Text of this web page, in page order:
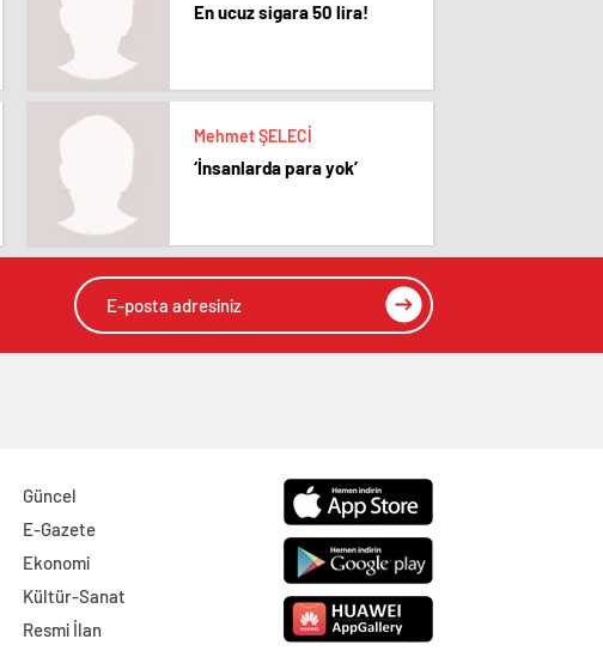
En ucuz sigara 50 lira!
Mehmet ŞELECİ
‘İnsanlarda para yok’
Güncel
E-Gazete
Ekonomi
Kültür-Sanat
Resmi İlan